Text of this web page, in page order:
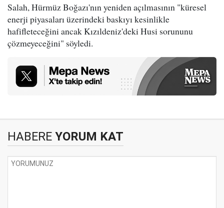
Salah, Hürmüz Boğazı'nın yeniden açılmasının "küresel
enerji piyasaları üzerindeki baskıyı kesinlikle
hafifleteceğini ancak Kızıldeniz'deki Husi sorununu
çözmeyeceğini" söyledi.
HABERE YORUM KAT